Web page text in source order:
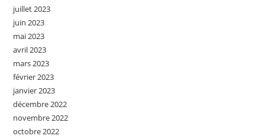
juillet 2023
juin 2023
mai 2023
avril 2023
mars 2023
février 2023
janvier 2023
décembre 2022
novembre 2022
octobre 2022